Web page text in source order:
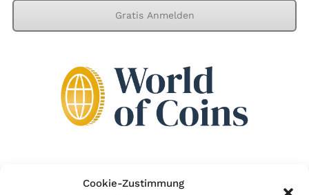
Cookie-Zustimmung
Warenkorb
Gratis Anmelden
Wir sind Mitglied im Händlerbund!